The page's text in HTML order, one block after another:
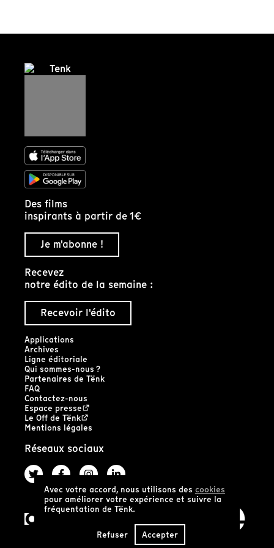
Avec votre accord, nous utilisons des cookies
pour améliorer votre expérience et suivre la
fréquentation de Tënk.
Refuser Accepter
Des films
inspirants à partir de 1€
Je m'abonne !
Recevez
notre édito de la semaine :
Recevoir l'édito
Applications
Archives
Ligne éditoriale
Qui sommes-nous ?
Partenaires de Tënk
FAQ
Contactez-nous
Espace presse
Le Off de Tënk
Mentions légales
Réseaux sociaux